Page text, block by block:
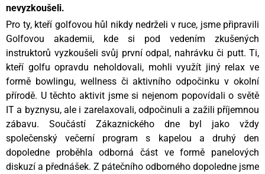
nevyzkoušeli.
Pro ty, kteří golfovou hůl nikdy nedrželi v ruce, jsme připravili
Golfovou akademii, kde si pod vedením zkušených
instruktorů vyzkoušeli svůj první odpal, nahrávku či putt. Ti,
kteří golfu opravdu neholdovali, mohli využít jiný relax ve
formě bowlingu, wellness či aktivního odpočinku v okolní
přírodě. U těchto aktivit jsme si nejenom popovídali o světě
IT a byznysu, ale i zarelaxovali, odpočinuli a zažili příjemnou
zábavu. Součástí Zákaznického dne byl jako vždy
společenský večerní program s kapelou a druhý den
dopoledne proběhla odborná část ve formě panelových
diskuzí a přednášek. Z pátečního odborného dopoledne jsme